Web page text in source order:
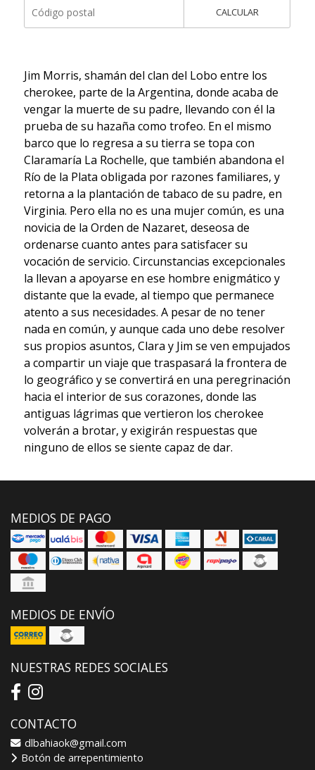
CALCULAR
Jim Morris, shamán del clan del Lobo entre los
cherokee, parte de la Argentina, donde acaba de
vengar la muerte de su padre, llevando con él la
prueba de su hazaña como trofeo. En el mismo
barco que lo regresa a su tierra se topa con
Claramaría La Rochelle, que también abandona el
Río de la Plata obligada por razones familiares, y
retorna a la plantación de tabaco de su padre, en
Virginia. Pero ella no es una mujer común, es una
novicia de la Orden de Nazaret, deseosa de
ordenarse cuanto antes para satisfacer su
vocación de servicio. Circunstancias excepcionales
la llevan a apoyarse en ese hombre enigmático y
distante que la evade, al tiempo que permanece
atento a sus necesidades. A pesar de no tener
nada en común, y aunque cada uno debe resolver
sus propios asuntos, Clara y Jim se ven empujados
a compartir un viaje que traspasará la frontera de
lo geográfico y se convertirá en una peregrinación
hacia el interior de sus corazones, donde las
antiguas lágrimas que vertieron los cherokee
volverán a brotar, y exigirán respuestas que
ninguno de ellos se siente capaz de dar.
MEDIOS DE PAGO
MEDIOS DE ENVÍO
NUESTRAS REDES SOCIALES
CONTACTO
dlbahiaok@gmail.com
Botón de arrepentimiento